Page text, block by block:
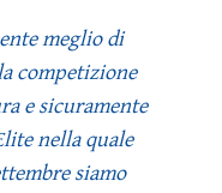
meglio di
competizione
e sicuramente
nella quale
siamo